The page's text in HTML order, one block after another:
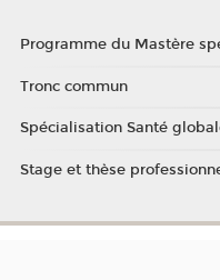
Programme du Mastère
Tronc commun
Spécialisation Santé
Stage et thèse